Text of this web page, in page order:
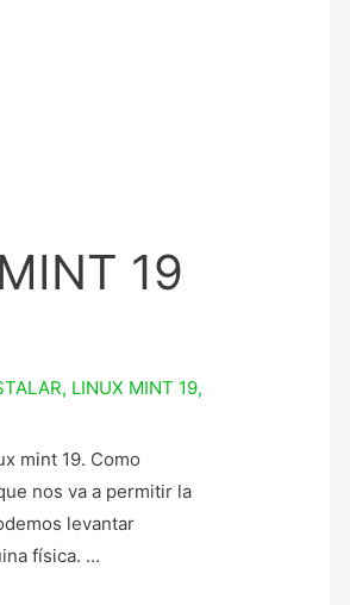
19
, LINUX MINT 19,
mint 19. Como
nos va a permitir la
levantar
física. …